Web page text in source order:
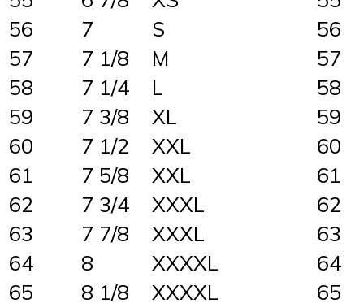
56
7 S
56
57
7 1/8 M
57
58
7 1/4 L
58
59
7 3/8 XL
59
60
7 1/2 XXL
60
61
7 5/8 XXL
61
62
7 3/4 XXXL
62
63
7 7/8 XXXL
63
64
8 XXXXL
64
65
8 1/8 XXXXL
65